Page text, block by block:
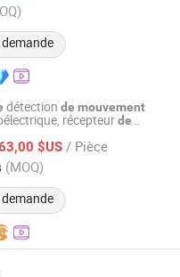
détection de mouvement
récepteurde
$US / Pièce
(MOQ)2025